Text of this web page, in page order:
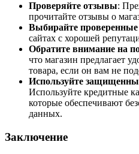
Проверяйте отзывы:
прочитайте отзывы о
Выбирайте
сайтах с хорошей
Обратите внимание на
что магазин предлагает
товара, если он вам не
Используйте
Используйте кредитные
которые обеспечивают
данных.
Заключение